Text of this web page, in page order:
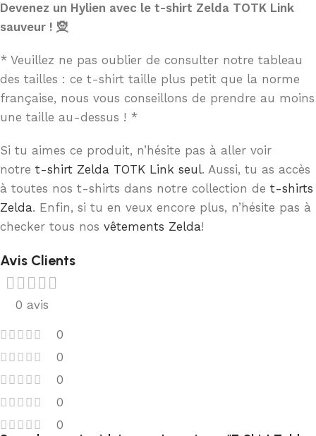
Devenez un Hylien avec le t-shirt Zelda TOTK Link
sauveur ! 🧝
* Veuillez ne pas oublier de consulter notre tableau
des tailles : ce t-shirt taille plus petit que la norme
française, nous vous conseillons de prendre au moins
une taille au-dessus ! *
Si tu aimes ce produit, n’hésite pas à aller voir
notre t-shirt Zelda TOTK Link seul. Aussi, tu as accès
à toutes nos t-shirts dans notre collection de t-shirts
Zelda. Enfin, si tu en veux encore plus, n’hésite pas à
checker tous nos vêtements Zelda!
Avis Clients
0 avis
0
0
0
0
0